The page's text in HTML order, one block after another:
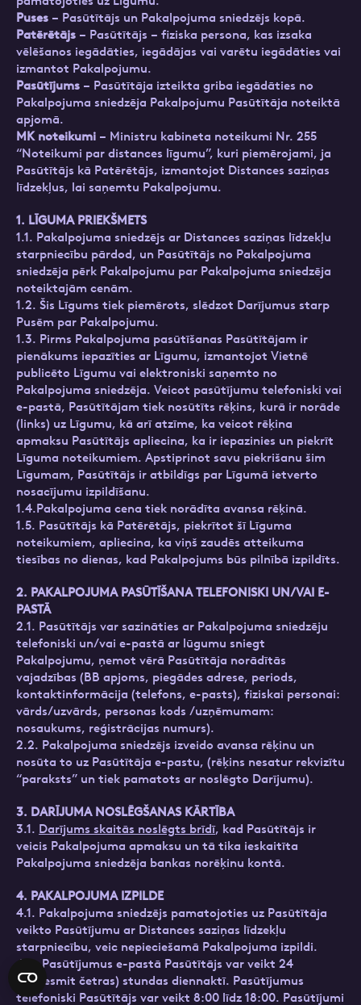
Puses – Pasūtītājs un Pakalpojuma sniedzējs kopā.
Patērētājs – Pasūtītājs – fiziska persona, kas izsaka
vēlēšanos iegādāties, iegādājas vai varētu iegādāties vai
izmantot Pakalpojumu.
Pasūtījums – Pasūtītāja izteikta griba iegādāties no
Pakalpojuma sniedzēja Pakalpojumu Pasūtītāja noteiktā
apjomā.
MK noteikumi – Ministru kabineta noteikumi Nr. 255
“Noteikumi par distances līgumu”, kuri piemērojami, ja
Pasūtītājs kā Patērētājs, izmantojot Distances saziņas
līdzekļus, lai saņemtu Pakalpojumu.
1. LĪGUMA PRIEKŠMETS
1.1. Pakalpojuma sniedzējs ar Distances saziņas līdzekļu
starpniecību pārdod, un Pasūtītājs no Pakalpojuma
sniedzēja pērk Pakalpojumu par Pakalpojuma sniedzēja
noteiktajām cenām.
1.2. Šis Līgums tiek piemērots, slēdzot Darījumus starp
Pusēm par Pakalpojumu.
1.3. Pirms Pakalpojuma pasūtīšanas Pasūtītājam ir
pienākums iepazīties ar Līgumu, izmantojot Vietnē
publicēto Līgumu vai elektroniski saņemto no
Pakalpojuma sniedzēja. Veicot pasūtījumu telefoniski vai
e-pastā, Pasūtītājam tiek nosūtīts rēķins, kurā ir norāde
(links) uz Līgumu, kā arī atzīme, ka veicot rēķina
apmaksu Pasūtītājs apliecina, ka ir iepazinies un piekrīt
Līguma noteikumiem. Apstiprinot savu piekrišanu šim
Līgumam, Pasūtītājs ir atbildīgs par Līgumā ietverto
nosacījumu izpildīšanu.
1.4.Pakalpojuma cena tiek norādīta avansa rēķinā.
1.5. Pasūtītājs kā Patērētājs, piekrītot šī Līguma
noteikumiem, apliecina, ka viņš zaudēs atteikuma
tiesības no dienas, kad Pakalpojums būs pilnībā izpildīts.
2. PAKALPOJUMA PASŪTĪŠANA TELEFONISKI UN/VAI E-
PASTĀ
2.1. Pasūtītājs var sazināties ar Pakalpojuma sniedzēju
telefoniski un/vai e-pastā ar lūgumu sniegt
Pakalpojumu, ņemot vērā Pasūtītāja norādītās
vajadzības (BB apjoms, piegādes adrese, periods,
kontaktinformācija (telefons, e-pasts), fiziskai personai:
vārds/uzvārds, personas kods /uzņēmumam:
nosaukums, reģistrācijas numurs).
2.2. Pakalpojuma sniedzējs izveido avansa rēķinu un
nosūta to uz Pasūtītāja e-pastu, (rēķins nesatur rekvizītu
“paraksts” un tiek pamatots ar noslēgto Darījumu).
3. DARĪJUMA NOSLĒGŠANAS KĀRTĪBA
3.1. Darījums skaitās noslēgts brīdī, kad Pasūtītājs ir
veicis Pakalpojuma apmaksu un tā tika ieskaitīta
Pakalpojuma sniedzēja bankas norēķinu kontā.
4. PAKALPOJUMA IZPILDE
4.1. Pakalpojuma sniedzējs pamatojoties uz Pasūtītāja
veikto Pasūtījumu ar Distances saziņas līdzekļu
starpniecību, veic nepieciešamā Pakalpojuma izpildi.
4.2. Pasūtījumus e-pastā Pasūtītājs var veikt 24
(divdesmit četras) stundas diennaktī. Pasūtījumus
telefoniski Pasūtītājs var veikt 8:00 līdz 18:00. Pasūtījumi